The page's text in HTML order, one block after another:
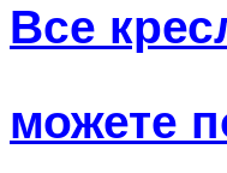
Все
можете